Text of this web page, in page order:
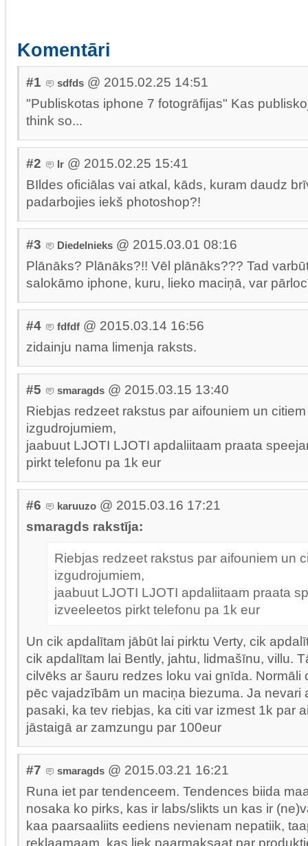
Komentāri
#1 sdfds @ 2015.02.25 14:51
"Publiskotas iphone 7 fotogrāfijas" Kas
think so...
#2 Ir @ 2015.02.25 15:41
BIldes oficiālas vai atkal, kāds, kuram daudz
padarbojies iekš photoshop?!
#3 Diedelnieks @ 2015.03.01 08:16
Plānāks? Plānāks?!! Vēl plānāks??? Tad
salokāmo iphone, kuru, lieko maciņā, var
#4 fdfdf @ 2015.03.14 16:56
zidainju nama limenja raksts.
#5 smaragds @ 2015.03.15 13:40
Riebjas redzeet rakstus par aifouniem un
izgudrojumiem,
jaabuut LJOTI LJOTI apdaliitaam praata
pirkt telefonu pa 1k eur
#6 karuuzo @ 2015.03.16 17:21
smaragds rakstīja:
Riebjas redzeet rakstus par aifouniem un
izgudrojumiem,
jaabuut LJOTI LJOTI apdaliitaam praata
izveeleetos pirkt telefonu pa 1k eur
Un cik apdalītam jābūt lai pirktu Verty, cik
cik apdalītam lai Bently, jahtu, lidmašīnu, villu.
cilvēks ar šauru redzes loku vai gnīda. Normāli
pēc vajadzībām un maciņa biezuma. Ja nevari
pasaki, ka tev riebjas, ka citi var izmest 1k par
jāstaigā ar zamzungu par 100eur
#7 smaragds @ 2015.03.21 16:21
Runa iet par tendenceem. Tendences biida
nosaka ko pirks, kas ir labs/slikts un kas ir
kaa paarsaaliits eediens nevienam nepatiik,
reklaamaam, kas liek paarmaksaat par